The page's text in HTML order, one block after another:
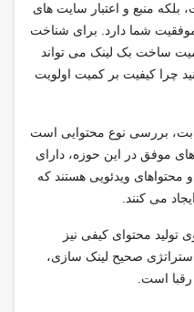
بلکه منبع و اعتبار سایت های
شما دارد. برای شناخت
ساخت بک لینک می تواند
چرا کیفیت بر کمیت اولویت
بررسی نوع محتوایی است
موفق در این حوزه، دارای
محتواهای ویدئویی هستند که
می کنند.
تولید محتوای کیفی نیز
صحیح لینک سازی،
است.